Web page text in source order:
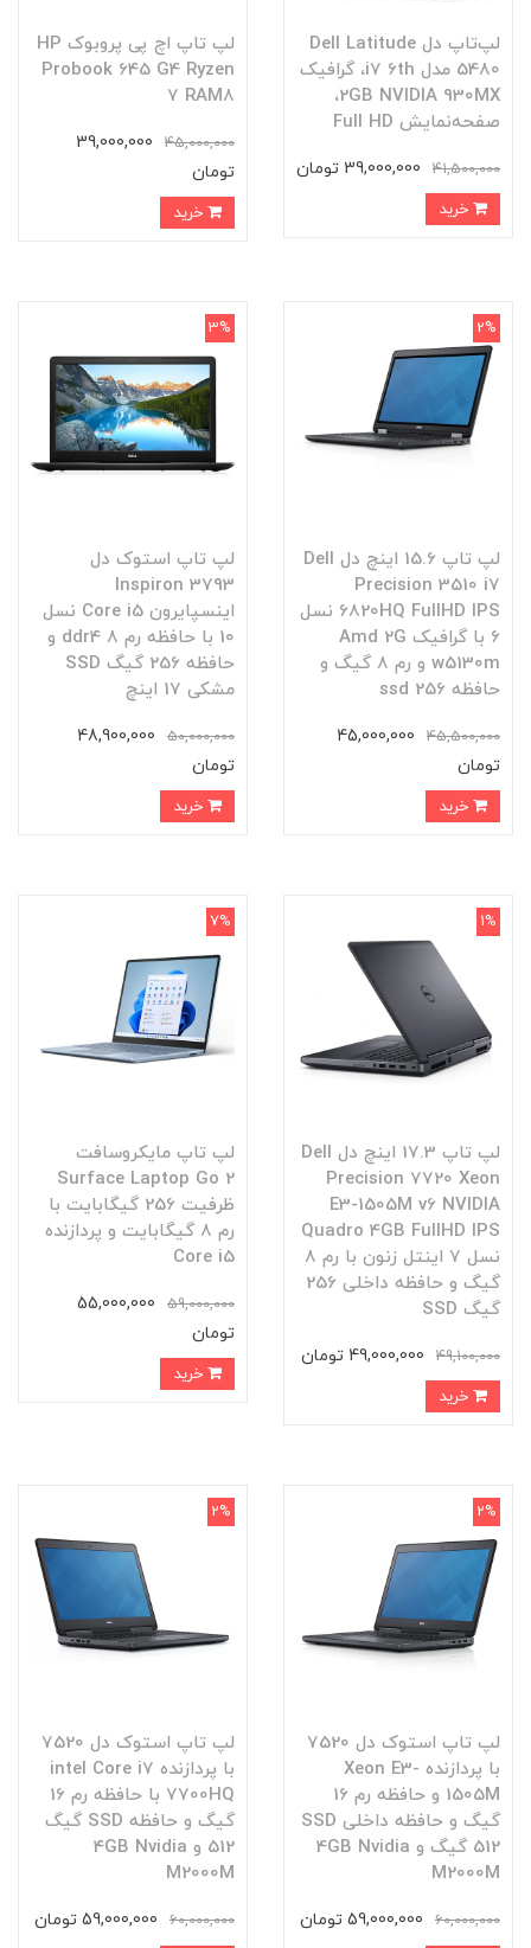
لپ‌تاپ دل Dell Latitude
5480 مدل i7 6th، گرافیک
2GB NVIDIA 930MX،
صفحه‌نمایش Full HD
41,500,000 39,000,000 تومان
لپ تاپ اچ پی پروبوک HP
Probook 645 G4 Ryzen
7 RAM8
45,000,000
39,000,000
تومان
لپ تاپ 15.6 اینچ دل Dell
Precision 3510 i7
6820HQ FullHD IPS نسل
6 با گرافیک Amd 2G
w5130m و رم 8 گیگ و
حافظه ssd 256
45,500,000
45,000,000
تومان
2%
لپ تاپ استوک دل
Inspiron 3793
اینسپایرون Core i5 نسل
10 با حافظه رم 8 ddr4 و
حافظه 256 گیگ SSD
مشکی 17 اینچ
50,000,000
48,900,000
تومان
3%
لپ تاپ 17.3 اینچ دل Dell
Precision 7720 Xeon
E3-1505M v6 NVIDIA
Quadro 4GB FullHD IPS
نسل 7 اینتل زنون با رم 8
گیگ و حافظه داخلی 256
گیگ SSD
49,100,000 49,000,000 تومان
1%
لپ تاپ مایکروسافت
Surface Laptop Go 2
ظرفیت 256 گیگابایت با
رم ۸ گیگابایت و پردازنده
Core i5
59,000,000
55,000,000
تومان
7%
لپ تاپ استوک دل 7520
با پردازنده Xeon E3-
1505M و حافظه رم 16
گیگ و حافظه داخلی SSD
512 گیگ و 4GB Nvidia
M2000M
60,000,000 59,000,000 تومان
2%
لپ تاپ استوک دل 7520
با پردازنده intel Core i7
7700HQ با حافظه رم 16
گیگ و حافظه SSD گیگ
512 و 4GB Nvidia
M2000M
60,000,000 59,000,000 تومان
2%